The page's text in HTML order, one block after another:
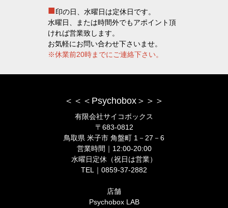
■印の日、水曜日は定休日です。
水曜日、または時間外でもアポイント頂
ければ営業致します。
お気軽にお問い合わせ下さいませ。
※休業前20時までにご連絡下さい。
＜＜＜Psychobox＞＞＞
有限会社サイコボックス
〒683-0812
鳥取県 米子市 角盤町 1－27－6
営業時間｜12:00-20:00
水曜日定休（祝日は営業）
TEL｜0859-37-2882
店舗
Psychobox LAB